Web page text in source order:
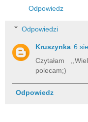
Odpowiedz
Odpowiedzi
Kruszynka 6
Czytałam
polecam;)
Odpowiedz